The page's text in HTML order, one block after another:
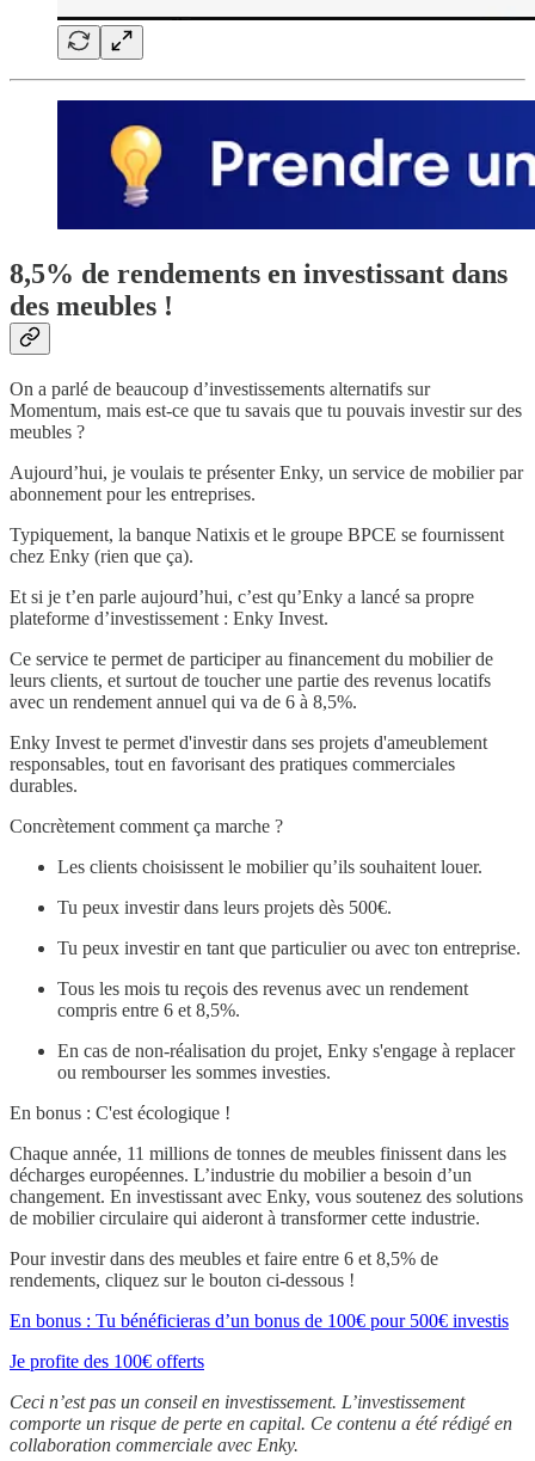
8,5% de rendements en investissant dans
des meubles !
On a parlé de beaucoup d’investissements alternatifs sur
Momentum, mais est-ce que tu savais que tu pouvais investir sur des
meubles ?
Aujourd’hui, je voulais te présenter Enky, un service de mobilier par
abonnement pour les entreprises.
Typiquement, la banque Natixis et le groupe BPCE se fournissent
chez Enky (rien que ça).
Et si je t’en parle aujourd’hui, c’est qu’Enky a lancé sa propre
plateforme d’investissement : Enky Invest.
Ce service te permet de participer au financement du mobilier de
leurs clients, et surtout de toucher une partie des revenus locatifs
avec un rendement annuel qui va de 6 à 8,5%.
Enky Invest te permet d'investir dans ses projets d'ameublement
responsables, tout en favorisant des pratiques commerciales
durables.
Concrètement comment ça marche ?
Les clients choisissent le mobilier qu’ils souhaitent louer.
Tu peux investir dans leurs projets dès 500€.
Tu peux investir en tant que particulier ou avec ton entreprise.
Tous les mois tu reçois des revenus avec un rendement
compris entre 6 et 8,5%.
En cas de non-réalisation du projet, Enky s'engage à replacer
ou rembourser les sommes investies.
En bonus : C'est écologique !
Chaque année, 11 millions de tonnes de meubles finissent dans les
décharges européennes. L’industrie du mobilier a besoin d’un
changement. En investissant avec Enky, vous soutenez des solutions
de mobilier circulaire qui aideront à transformer cette industrie.
Pour investir dans des meubles et faire entre 6 et 8,5% de
rendements, cliquez sur le bouton ci-dessous !
En bonus : Tu bénéficieras d’un bonus de 100€ pour 500€ investis
Je profite des 100€ offerts
Ceci n’est pas un conseil en investissement. L’investissement
comporte un risque de perte en capital. Ce contenu a été rédigé en
collaboration commerciale avec Enky.